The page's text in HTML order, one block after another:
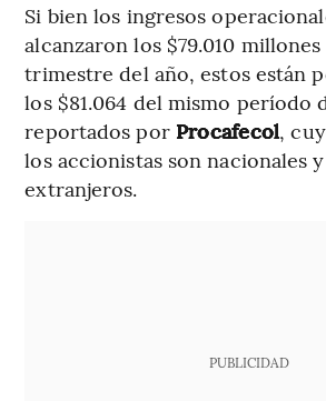
Si bien los ingresos
alcanzaron los $79.010
trimestre del año, estos están
los $81.064 del mismo período
reportados por Procafecol,
los accionistas son nacionales
extranjeros.
PUBLICIDAD